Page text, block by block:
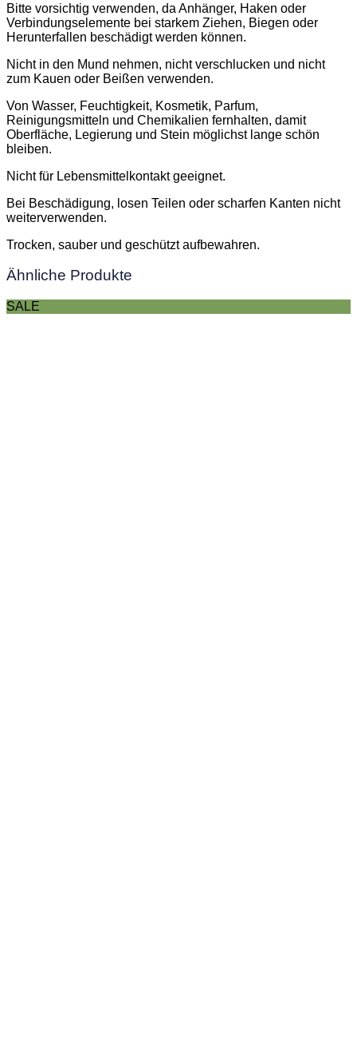
Bitte vorsichtig verwenden, da Anhänger, Haken oder
Verbindungselemente bei starkem Ziehen, Biegen oder
Herunterfallen beschädigt werden können.
Nicht in den Mund nehmen, nicht verschlucken und nicht
zum Kauen oder Beißen verwenden.
Von Wasser, Feuchtigkeit, Kosmetik, Parfum,
Reinigungsmitteln und Chemikalien fernhalten, damit
Oberfläche, Legierung und Stein möglichst lange schön
bleiben.
Nicht für Lebensmittelkontakt geeignet.
Bei Beschädigung, losen Teilen oder scharfen Kanten nicht
weiterverwenden.
Trocken, sauber und geschützt aufbewahren.
Ähnliche Produkte
SALE